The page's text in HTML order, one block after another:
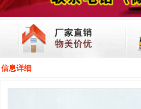
信息详细